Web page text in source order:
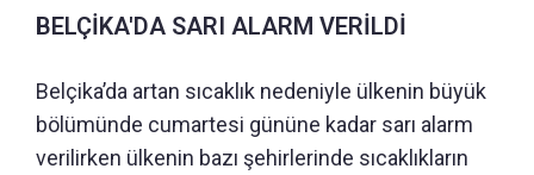
BELÇİKA'DA SARI ALARM VERİLDİ
Belçika’da artan sıcaklık nedeniyle ülkenin büyük
bölümünde cumartesi gününe kadar sarı alarm
verilirken ülkenin bazı şehirlerinde sıcaklıkların